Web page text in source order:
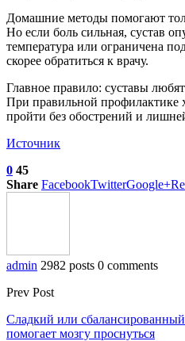
Домашние методы помогают
Но если боль сильная, сустав
температура или ограничена
скорее обратиться к врачу.
Главное правило: суставы
При правильной профилактике
пройти без обострений и
Источник
0 45
Share FacebookTwitterGoogle+
admin 2982 posts 0 comments
Prev Post
Сладкий или
помогает мозгу проснуться